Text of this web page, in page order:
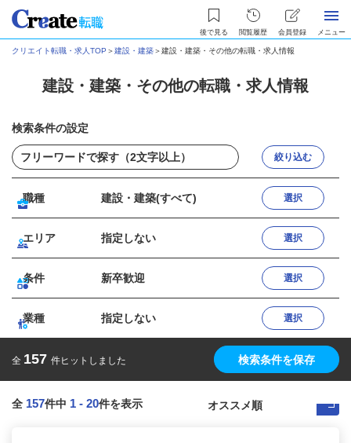
後で見る 閲覧履歴 会員登録 メニュー
クリエイト転職・求人TOP ＞建設・建築＞建設・建築・その他の転職・求人情報
建設・建築・その他の転職・求人情報
検索条件の設定
絞り込む
職種 建設・建築(すべて) 選択
エリア 指定しない 選択
条件 新卒歓迎 選択
業種 指定しない 選択
全 157 件ヒットしました 検索条件を保存
全 157件中 1 - 20件を表示